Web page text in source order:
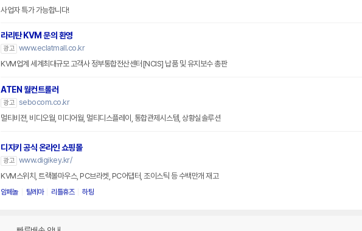
사업자 특가 가능합니다!
라리탄 KVM 문의 환영
광고 www.eclatmall.co.kr
KVM업계 세계최대규모 고객사 정부통합전산센터[NCIS] 납품 및 유지보수 총판
ATEN 월컨트롤러
광고 sebocom.co.kr
멀티비젼, 비디오월, 미디어월, 멀티디스플레이, 통합관제시스템, 상황실솔루션
디지키 공식 온라인 쇼핑몰
광고 www.digikey.kr/
KVM스위치, 트랙볼마우스, PC브라켓, PC어댑터, 조이스틱 등 수백만개 재고
암페놀 탈레마 리틀휴즈 하팅